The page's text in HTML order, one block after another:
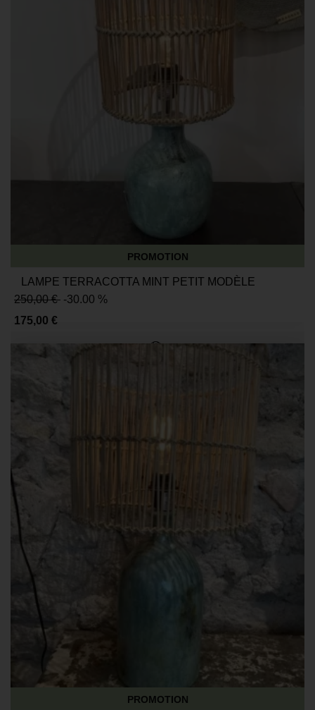
PROMOTION
LAMPE TERRACOTTA MINT PETIT MODÈLE
250,00 € -30.00 %
175,00 €
PROMOTION